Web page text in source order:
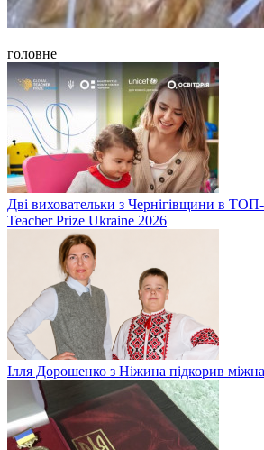
головне
Дві виховательки з Чернігівщини в
Teacher Prize Ukraine 2026
Ілля Дорошенко з Ніжина підкорив